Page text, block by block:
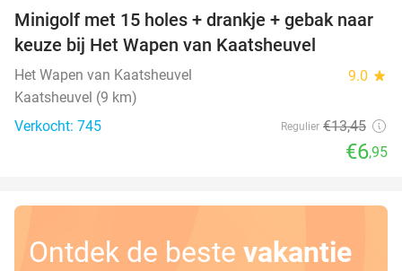
48%
Minigolf met 15 holes + drankje + gebak naar
keuze bij Het Wapen van Kaatsheuvel
Het Wapen van Kaatsheuvel 9.0 star
Kaatsheuvel (9 km)
Verkocht: 745
Regulier €13,45
€6,95
Ontdek de beste vakantie